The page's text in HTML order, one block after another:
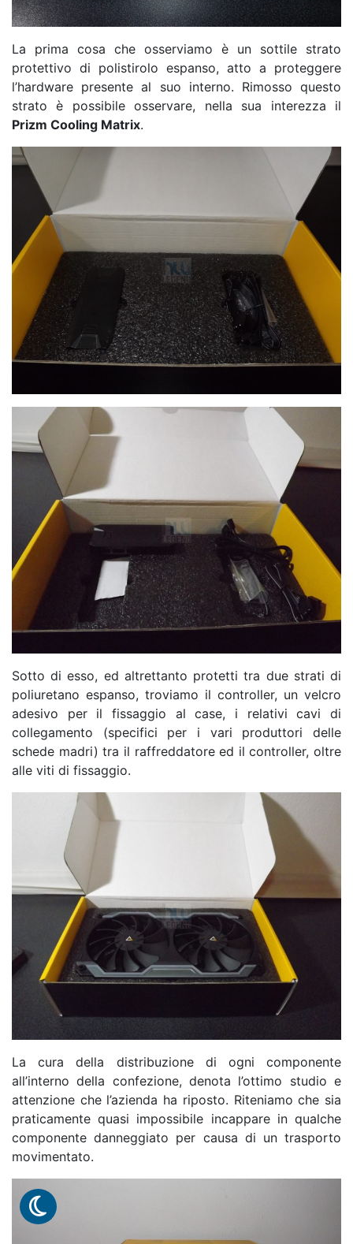
La prima cosa che osserviamo è un sottile strato
protettivo di polistirolo espanso, atto a proteggere
l’hardware presente al suo interno. Rimosso questo
strato è possibile osservare, nella sua interezza il
Prizm Cooling Matrix.
Sotto di esso, ed altrettanto protetti tra due strati di
poliuretano espanso, troviamo il controller, un velcro
adesivo per il fissaggio al case, i relativi cavi di
collegamento (specifici per i vari produttori delle
schede madri) tra il raffreddatore ed il controller, oltre
alle viti di fissaggio.
La cura della distribuzione di ogni componente
all’interno della confezione, denota l’ottimo studio e
attenzione che l’azienda ha riposto. Riteniamo che sia
praticamente quasi impossibile incappare in qualche
componente danneggiato per causa di un trasporto
movimentato.